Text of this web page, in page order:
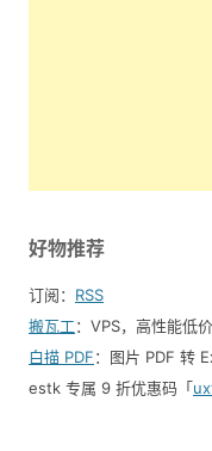
好物推荐
订阅： RSS
搬瓦工：VPS，高性能低价
白描 PDF：图片 PDF 转
estk 专属 9 折优惠码「